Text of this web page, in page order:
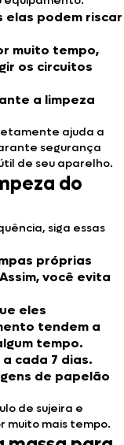
elas podem riscar
muito tempo,
os circuitos
a limpeza
ajuda a
segurança
de seu aparelho.
do
siga essas
próprias
você evita
eles
tendem a
tempo.
cada 7 dias.
de papelão
de sujeira e
muito mais tempo.